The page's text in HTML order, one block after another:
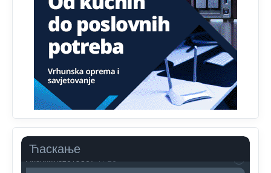
Ћаскање
Proguglajte
Анонимно2810587
11:21
O kako su cudni lvi ljudi,uzeli bi sve da mogu...a ja srce
svima fajem,radujem se tudjoj sreci.I ko ima i ko nema
na iso ce mjesto leci!
Анонимно2810587
11:24